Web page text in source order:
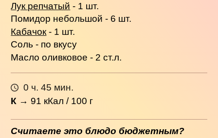
Лук репчатый - 1 шт.
Помидор небольшой - 6 шт.
Кабачок - 1 шт.
Соль - по вкусу
Масло оливковое - 2 ст.л.
0 ч. 45 мин.
К → 91 кКал / 100 г
Считаете это блюдо бюджетным?